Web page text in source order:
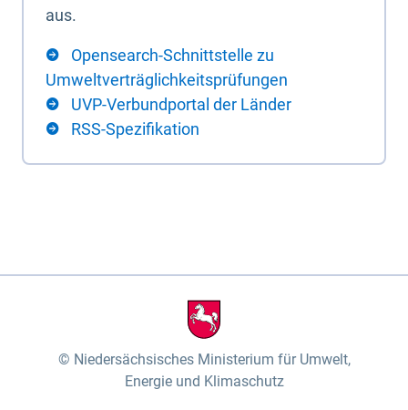
aus.
Opensearch-Schnittstelle zu
Umweltverträglichkeitsprüfungen
UVP-Verbundportal der Länder
RSS-Spezifikation
Niedersächsisches Ministerium für Umwelt,
Energie und Klimaschutz